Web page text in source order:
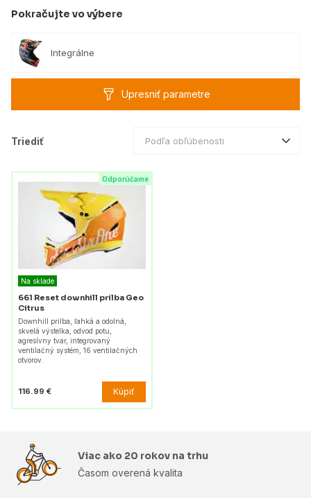
Pokračujte vo výbere
Integrálne
Upresniť parametre
Triediť Podľa obľúbenosti
Odporúčame
Na sklade
661 Reset downhill prilba Geo
Citrus
Downhill prilba, ľahká a odolná,
skvelá výstelka, odvod potu,
agresívny tvar, integrovaný
ventilačný systém, 16 ventilačných
otvorov.
116.99 € Kúpiť
Viac ako 20 rokov na trhu
Časom overená kvalita